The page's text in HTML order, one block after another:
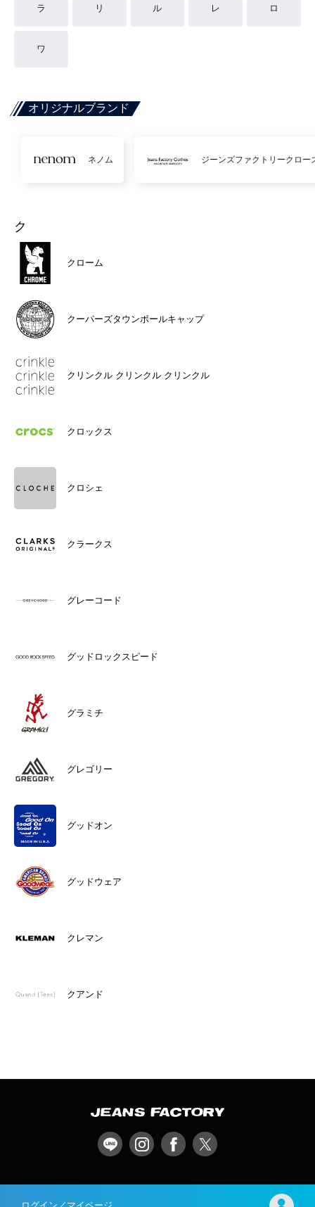
ラ リ ル レ ロ
ワ
オリジナルブランド
ネノム ジーンズファクトリークロー
ク
クローム
クーパーズタウンボールキャップ
クリンクル クリンクル クリンクル
クロックス
クロシェ
クラークス
グレーコード
グッドロックスピード
グラミチ
グレゴリー
グッドオン
グッドウェア
クレマン
クアンド